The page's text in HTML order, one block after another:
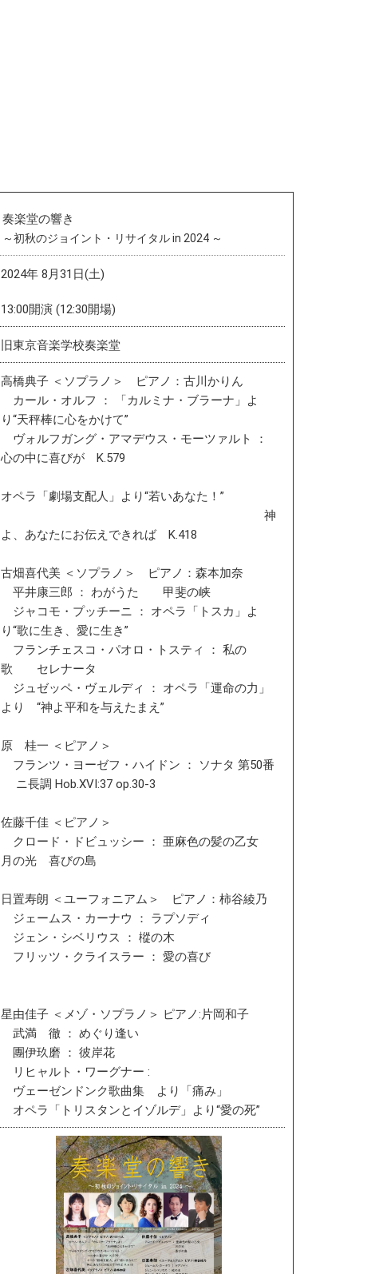
奏楽堂の響き
～初秋のジョイント・リサイタル in 2024 ～
2024年 8月31日(土)
13:00開演 (12:30開場)
旧東京音楽学校奏楽堂
高橋典子 ＜ソプラノ＞ ピアノ：古川かりん
カール・オルフ ： 「カルミナ・ブラーナ」よ
り“天秤棒に心をかけて”
ヴォルフガング・アマデウス・モーツァルト ：
心の中に喜びが K.579
オペラ「劇場支配人」より“若いあなた！”
神
よ、あなたにお伝えできれば K.418
古畑喜代美 ＜ソプラノ＞ ピアノ：森本加奈
平井康三郎 ： わがうた 甲斐の峡
ジャコモ・プッチーニ ： オペラ「トスカ」よ
り“歌に生き、愛に生き”
フランチェスコ・パオロ・トスティ ： 私の
歌 セレナータ
ジュゼッペ・ヴェルディ ： オペラ「運命の力」
より “神よ平和を与えたまえ”
原 桂一 ＜ピアノ＞
フランツ・ヨーゼフ・ハイドン ： ソナタ 第50番
ニ長調 Hob.XVI:37 op.30-3
佐藤千佳 ＜ピアノ＞
クロード・ドビュッシー ： 亜麻色の髪の乙女
月の光 喜びの島
日置寿朗 ＜ユーフォニアム＞ ピアノ：柿谷綾乃
ジェームス・カーナウ ： ラプソディ
ジェン・シベリウス ： 樅の木
フリッツ・クライスラー ： 愛の喜び
星由佳子 ＜メゾ・ソプラノ＞ ピアノ:片岡和子
武満 徹 ： めぐり逢い
團伊玖磨 ： 彼岸花
リヒャルト・ワーグナー :
ヴェーゼンドンク歌曲集 より「痛み」
オペラ「トリスタンとイゾルデ」より“愛の死”